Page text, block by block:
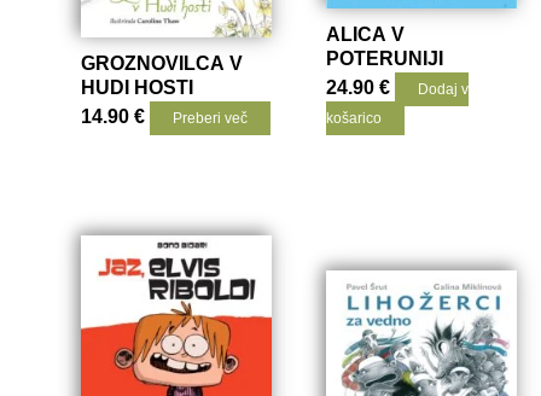
GROZNOVILCA V
HUDI HOSTI
14.90€ Preberi več
ALICA V
POTERUNIJI
24.90€
Dodaj v
košarico